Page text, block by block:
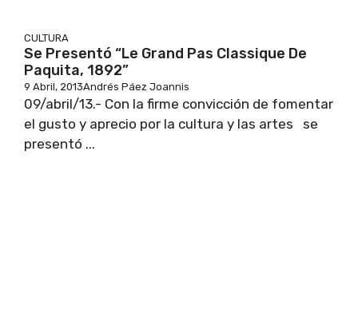
CULTURA
Se Presentó “Le Grand Pas Classique De
Paquita, 1892”
9 Abril, 2013Andrés Páez Joannis
09/abril/13.- Con la firme convicción de fomentar
el gusto y aprecio por la cultura y las artes se
presentó ...